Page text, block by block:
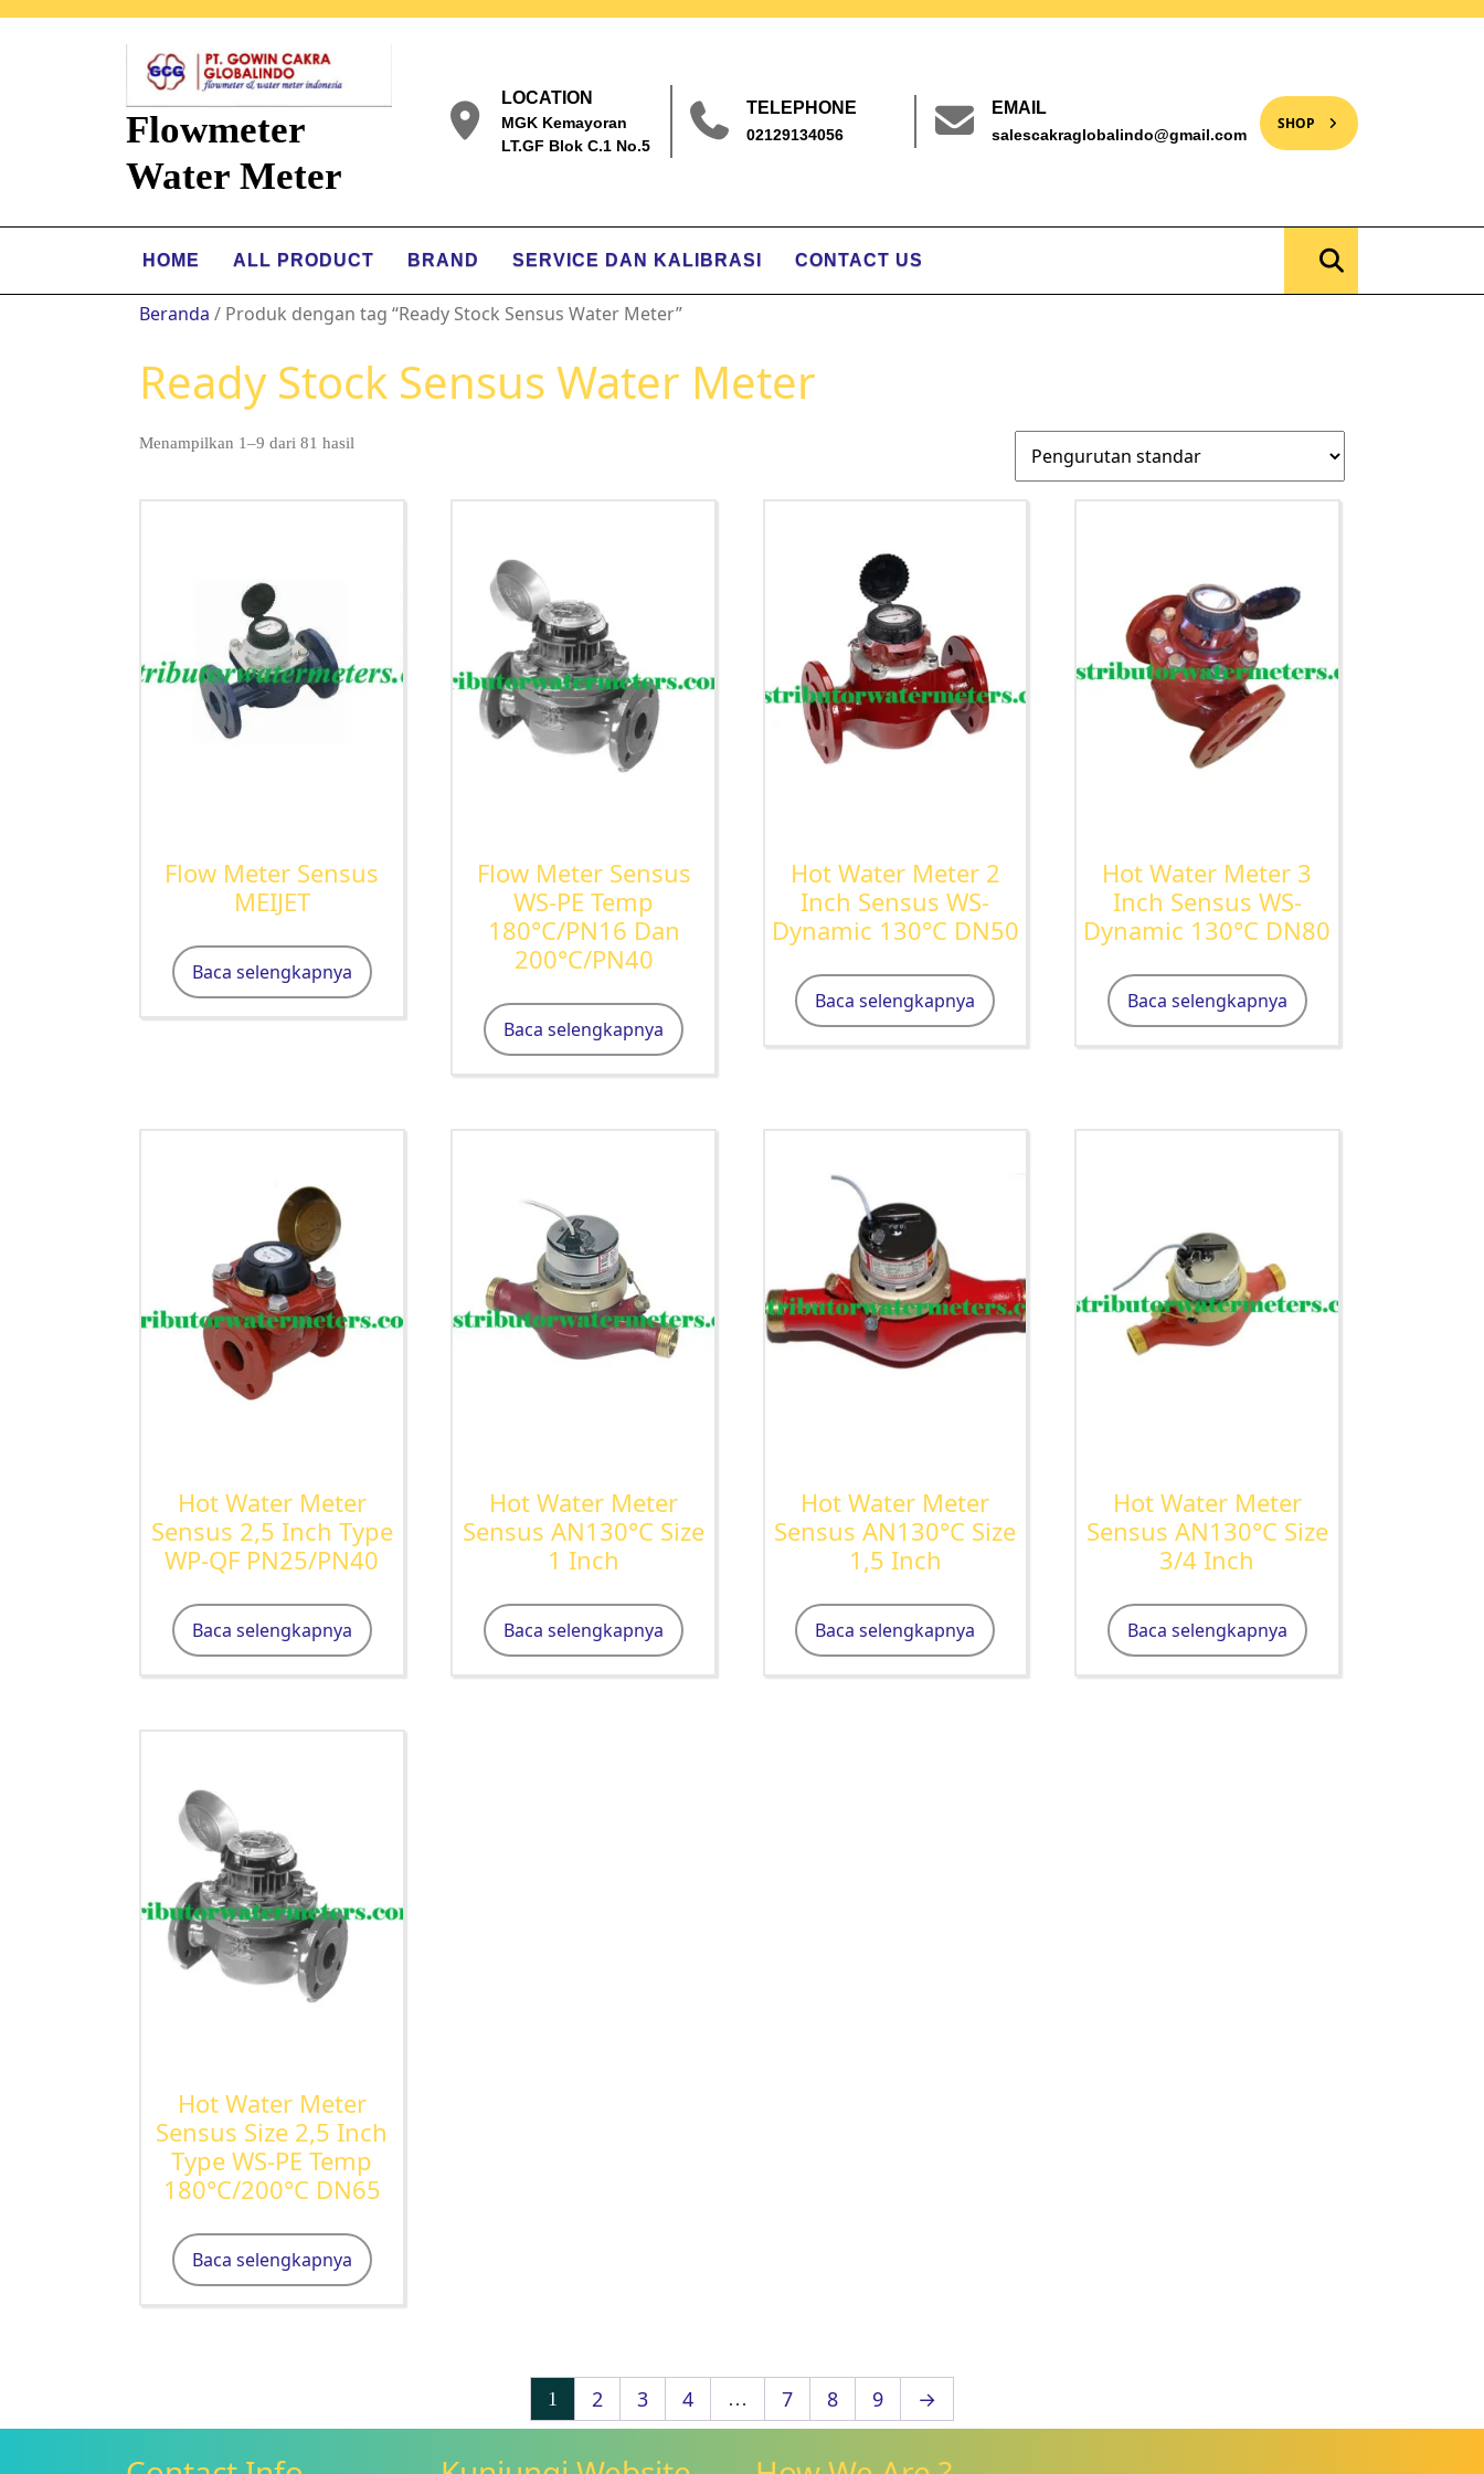
Flowmeter
Water Meter
LOCATION
MGK Kemayoran
LT.GF Blok C.1 No.5
TELEPHONE
02129134056
EMAIL
salescakraglobalindo@gmail.com
SHOP
HOME ALL PRODUCT BRAND SERVICE DAN KALIBRASI CONTACT US
Beranda / Produk dengan tag “Ready Stock Sensus Water Meter”
Ready Stock Sensus Water Meter
Menampilkan 1–9 dari 81 hasil
Flow Meter Sensus
MEIJET
Baca selengkapnya
Flow Meter Sensus
WS-PE Temp
180°C/PN16 Dan
200°C/PN40
Baca selengkapnya
Hot Water Meter 2
Inch Sensus WS-
Dynamic 130°C DN50
Baca selengkapnya
Hot Water Meter 3
Inch Sensus WS-
Dynamic 130°C DN80
Baca selengkapnya
Hot Water Meter
Sensus 2,5 Inch Type
WP-QF PN25/PN40
Baca selengkapnya
Hot Water Meter
Sensus AN130°C Size
1 Inch
Baca selengkapnya
Hot Water Meter
Sensus AN130°C Size
1,5 Inch
Baca selengkapnya
Hot Water Meter
Sensus AN130°C Size
3/4 Inch
Baca selengkapnya
Hot Water Meter
Sensus Size 2,5 Inch
Type WS-PE Temp
180°C/200°C DN65
Baca selengkapnya
1 2 3 4 … 7 8 9 →